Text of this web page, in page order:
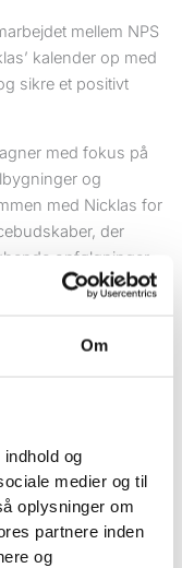
Om
og
medier og til
oplysninger om
partnere inden
og
mellem NPS
kalender op med
sikre et positivt
med fokus på
og
med Nicklas for
der
opfølgninger
strategien hele tiden